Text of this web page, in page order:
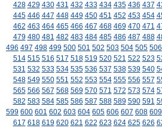
428 429 430 431 432 433 434 435 436 437
445 446 447 448 449 450 451 452 453 454
462 463 464 465 466 467 468 469 470 471
479 480 481 482 483 484 485 486 487 488
496 497 498 499 500 501 502 503 504 505 506
514 515 516 517 518 519 520 521 522 523
531 532 533 534 535 536 537 538 539 540
548 549 550 551 552 553 554 555 556 557
565 566 567 568 569 570 571 572 573 574
582 583 584 585 586 587 588 589 590 591
599 600 601 602 603 604 605 606 607 608 609
617 618 619 620 621 622 623 624 625 626